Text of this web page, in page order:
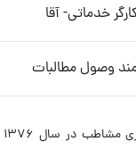
خدماتی- آقا
وصول مطالبات